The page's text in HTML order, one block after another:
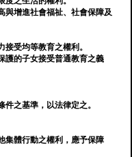
與增進社會福祉、社會保障及
受均等教育之權利。
護的子女接受普通教育之義
之基準，以法律定之。
集體行動之權利，應予保障